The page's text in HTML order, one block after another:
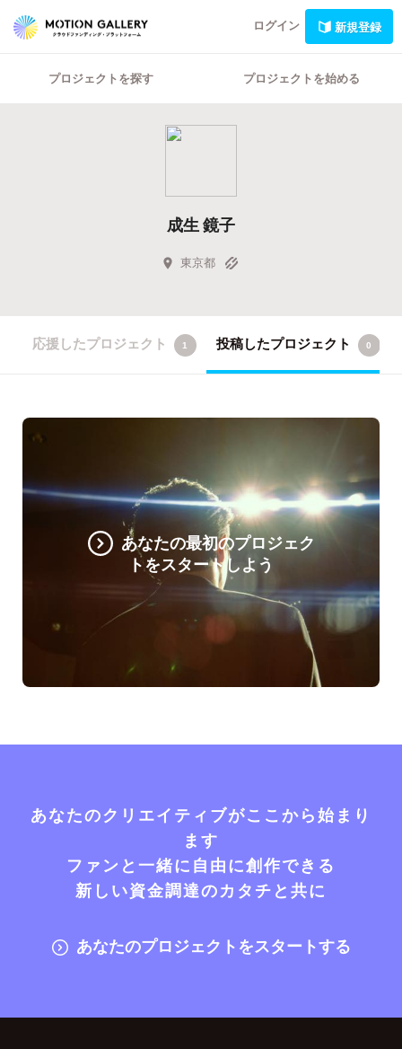
ログイン 新規登録
プロジェクトを探す プロジェクトを始める
成生 鏡子
東京都
応援したプロジェクト 1 投稿したプロジェクト 0
あなたの最初のプロジェク
トをスタートしよう
あなたのクリエイティブがここから始まり
ます
ファンと一緒に自由に創作できる
新しい資金調達のカタチと共に
あなたのプロジェクトをスタートする